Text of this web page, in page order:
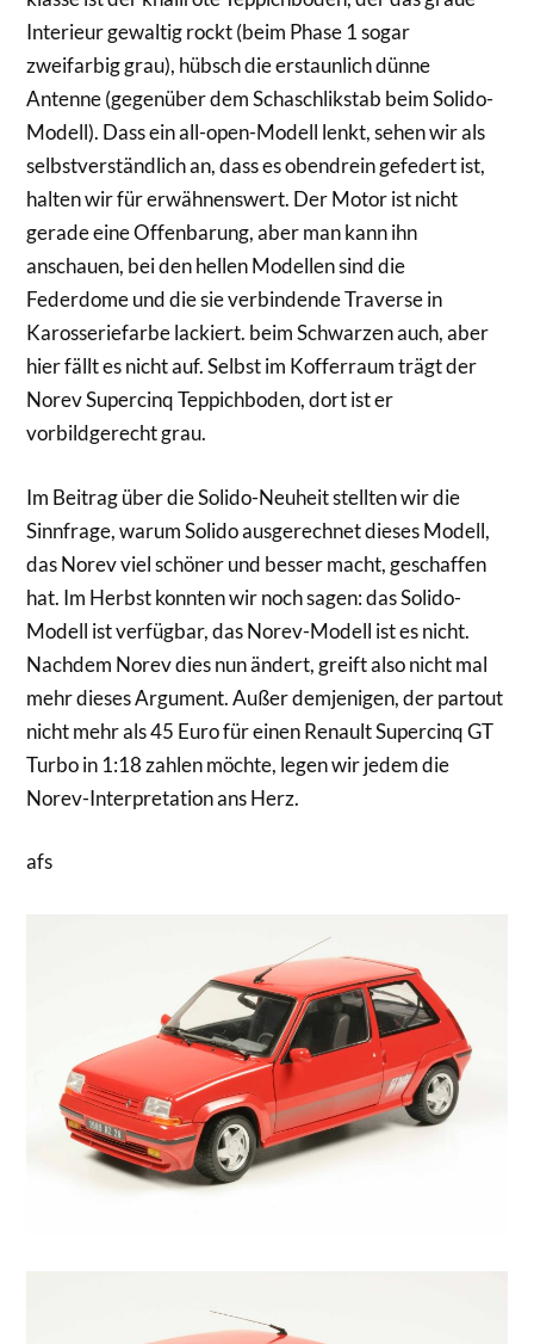
Interieur gewaltig rockt (beim Phase 1 sogar
zweifarbig grau), hübsch die erstaunlich dünne
Antenne (gegenüber dem Schaschlikstab beim Solido-
Modell). Dass ein all-open-Modell lenkt, sehen wir als
selbstverständlich an, dass es obendrein gefedert ist,
halten wir für erwähnenswert. Der Motor ist nicht
gerade eine Offenbarung, aber man kann ihn
anschauen, bei den hellen Modellen sind die
Federdome und die sie verbindende Traverse in
Karosseriefarbe lackiert. beim Schwarzen auch, aber
hier fällt es nicht auf. Selbst im Kofferraum trägt der
Norev Supercinq Teppichboden, dort ist er
vorbildgerecht grau.
Im Beitrag über die Solido-Neuheit stellten wir die
Sinnfrage, warum Solido ausgerechnet dieses Modell,
das Norev viel schöner und besser macht, geschaffen
hat. Im Herbst konnten wir noch sagen: das Solido-
Modell ist verfügbar, das Norev-Modell ist es nicht.
Nachdem Norev dies nun ändert, greift also nicht mal
mehr dieses Argument. Außer demjenigen, der partout
nicht mehr als 45 Euro für einen Renault Supercinq GT
Turbo in 1:18 zahlen möchte, legen wir jedem die
Norev-Interpretation ans Herz.
afs